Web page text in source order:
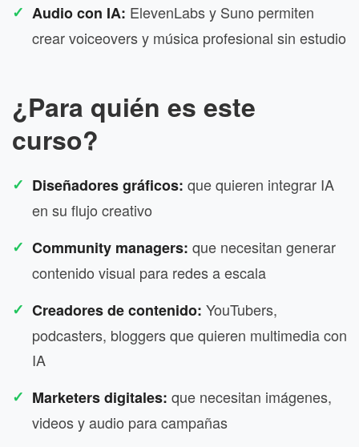
Audio con IA: ElevenLabs y Suno permiten
crear voiceovers y música profesional sin estudio
¿Para quién es este
curso?
Diseñadores gráficos: que quieren integrar IA
en su flujo creativo
Community managers: que necesitan generar
contenido visual para redes a escala
Creadores de contenido: YouTubers,
podcasters, bloggers que quieren multimedia con
IA
Marketers digitales: que necesitan imágenes,
videos y audio para campañas